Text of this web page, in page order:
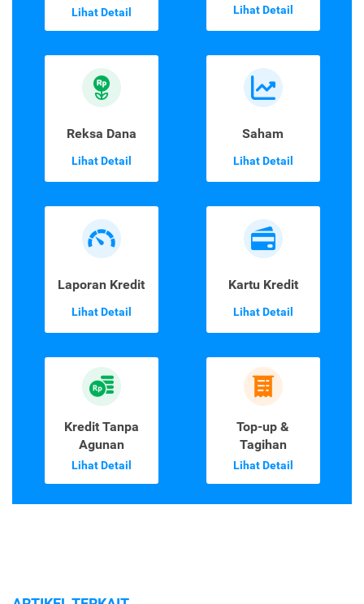
Lihat Detail Lihat Detail
Reksa Dana
Lihat Detail
Saham
Lihat Detail
Laporan Kredit
Lihat Detail
Kartu Kredit
Lihat Detail
Kredit Tanpa
Agunan
Lihat Detail
Top-up &
Tagihan
Lihat Detail